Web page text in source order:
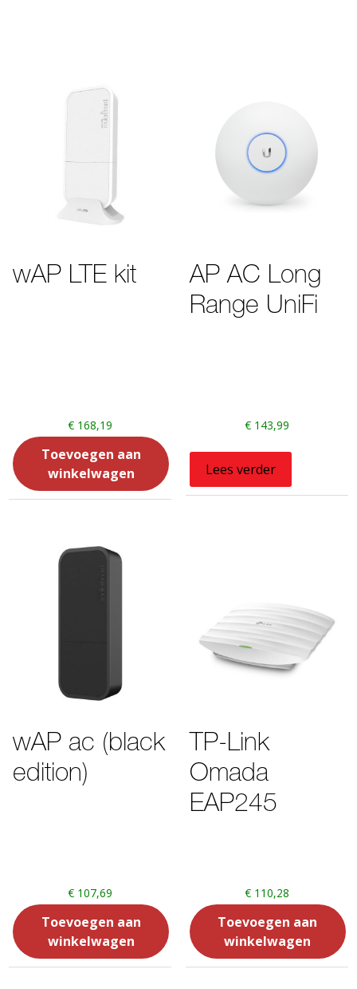
wAP LTE kit
€ 168,19
Toevoegen aan
winkelwagen
AP AC Long
Range UniFi
€143,99
Lees verder
wAP ac (black
edition)
€ 107,69
Toevoegen aan
winkelwagen
TP-Link
Omada
EAP245
€110,28
Toevoegen aan
winkelwagen